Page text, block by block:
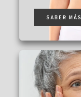
SABER MÁS